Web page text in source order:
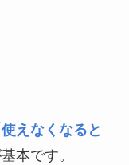
使えなくなると
本です。